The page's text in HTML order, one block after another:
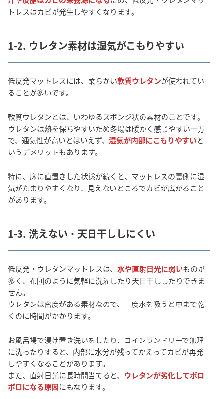
トレスはカビが発生しやすくなります。
1-2. ウレタン素材は湿気がこもりやすい
低反発マットレスには、柔らかい軟質ウレタンが使われてい
ることが多いです。
軟質ウレタンとは、いわゆるスポンジ状の素材のことです。
ウレタンは熱を保ちやすいため冬場は暖かく感じやすい一方
で、通気性が高いとはいえず、 湿気が内部にこもりやすいと
いうデメリットもあります。
特に、床に直置きした状態が続くと、マットレスの裏側に湿
気がたまりやすくなり、見えないところでカビが広がること
があります。
1-3. 洗えない・天日干ししにくい
低反発・ウレタンマットレスは、 水や直射日光に弱いものが
多く、布団のように気軽に洗濯したり天日干ししたりできま
せん。
ウレタンは密度がある素材なので、一度水を吸うと中まで乾
くのに時間がかかります。
お風呂場で浸け置き洗いをしたり、コインランドリーで無理
に洗ったりすると、内部に水分が残ってかえってカビが再発
しやすくなることがあります。
また、直射日光に長時間当てると、 ウレタンが劣化してボロ
ボロになる原因にもなります。